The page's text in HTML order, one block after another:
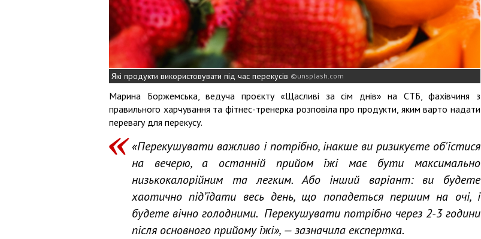
Які продукти використовувати під час перекусів unsplash.com
Марина Боржемська, ведуча проєкту «Щасливі за сім днів» на СТБ, фахівчиня з
правильного харчування та фітнес-тренерка розповіла про продукти, яким варто надати
перевагу для перекусу.
«Перекушувати важливо і потрібно, інакше ви ризикуєте об'їстися
на вечерю, а останній прийом їжі має бути максимально
низькокалорійним та легким. Або інший варіант: ви будете
хаотично під’їдати весь день, що попадеться першим на очі, і
будете вічно голодними. Перекушувати потрібно через 2-3 години
після основного прийому їжі», — зазначила експертка.